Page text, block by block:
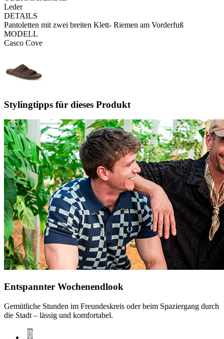
Leder
DETAILS
Pantoletten mit zwei breiten Klett- Riemen am Vorderfuß
MODELL
Casco Cove
Stylingtipps für dieses Produkt
Entspannter Wochenendlook
Gemütliche Stunden im Freundeskreis oder beim Spaziergang durch
die Stadt – lässig und komfortabel.